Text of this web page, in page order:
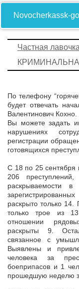
Novocherkassk-
Частная лавочка
По телефону
будет отвечать
Валентинович Кохно.
Вы можете задать
нарушениях
регистрации
готовящихся
С 18 по 25 сентября
206
раскрываемости
раскрыто только 14.
только трое из
отношении
раскрыты 9.
связанное с
Выявлены и
человека за
боеприпасов и 1
прошедшую неделю